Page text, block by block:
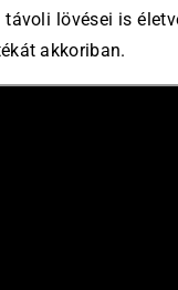
lövései is
akkoriban.